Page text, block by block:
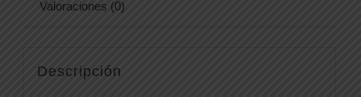
Valoraciones (0)
Descripción